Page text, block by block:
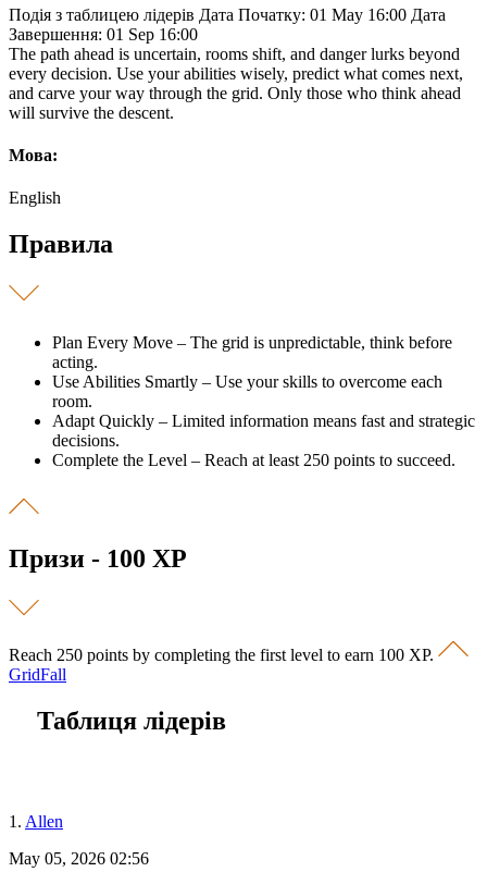
Подія з таблицею лідерів Дата Початку: 01 May 16:00 Дата
Завершення: 01 Sep 16:00
The path ahead is uncertain, rooms shift, and danger lurks beyond
every decision. Use your abilities wisely, predict what comes next,
and carve your way through the grid. Only those who think ahead
will survive the descent.
Мова:
English
Правила
Plan Every Move – The grid is unpredictable, think before
acting.
Use Abilities Smartly – Use your skills to overcome each
room.
Adapt Quickly – Limited information means fast and strategic
decisions.
Complete the Level – Reach at least 250 points to succeed.
Призи - 100 XP
Reach 250 points by completing the first level to earn 100 XP.
GridFall
Таблиця лідерів
1. Allen
May 05, 2026 02:56